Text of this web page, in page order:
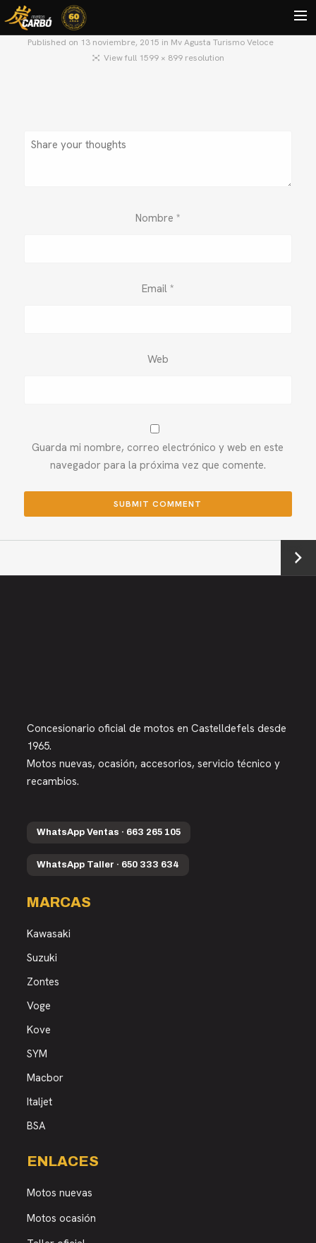
BLOG
Published on 13 noviembre, 2015 in Mv Agusta Turismo Veloce
View full 1599 × 899 resolution
Nombre *
Email *
Web
Guarda mi nombre, correo electrónico y web en este
navegador para la próxima vez que comente.
Next →
Concesionario oficial de motos en Castelldefels desde
1965.
Motos nuevas, ocasión, accesorios, servicio técnico y
recambios.
WhatsApp Ventas · 663 265 105
WhatsApp Taller · 650 333 634
MARCAS
Kawasaki
Suzuki
Zontes
Voge
Kove
SYM
Macbor
Italjet
BSA
ENLACES
Motos nuevas
Motos ocasión